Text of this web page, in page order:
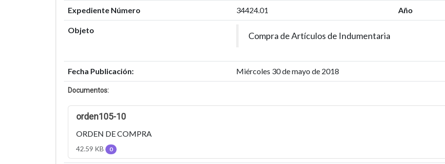
Expediente Número 34424.01 Año
Objeto
Compra de Artículos de Indumentaria
Fecha Publicación: Miércoles 30 de mayo de 2018
Documentos:
orden105-10
ORDEN DE COMPRA
42.59 KB 0